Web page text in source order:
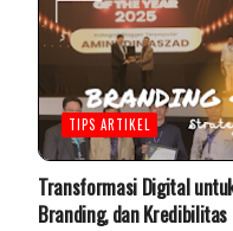
TIPS ARTIKEL
Transformasi Digital
Branding, dan Kredibilitas